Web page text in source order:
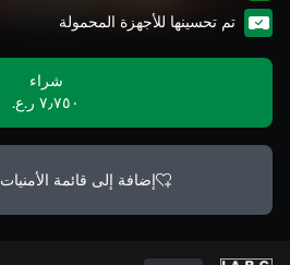
تم تحسينها للأجهزة المحمولة
شراء
٧٫٧٥٠ ر.ع.‏
إضافة إلى قائمة الأمنيات